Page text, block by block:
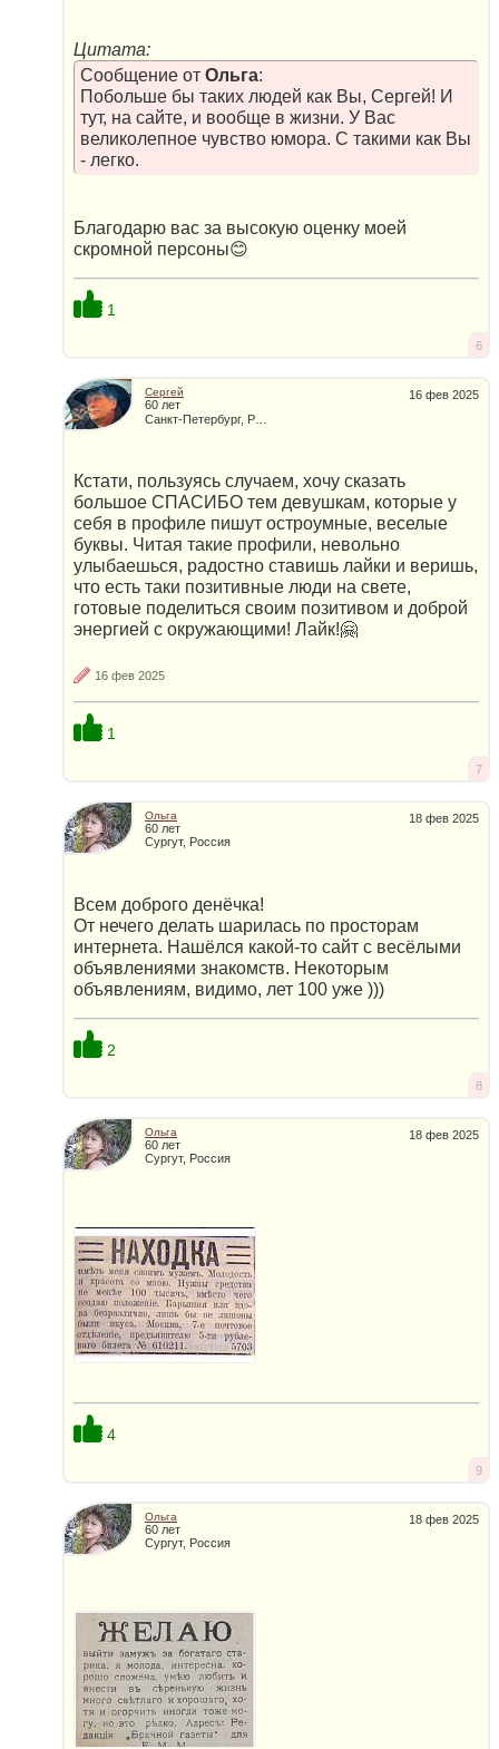
Цитата:
Сообщение от Ольга:
Побольше бы таких людей как Вы, Сергей! И
тут, на сайте, и вообще в жизни. У Вас
великолепное чувство юмора. С такими как Вы
- легко.
Благодарю вас за высокую оценку моей
скромной персоны😊
1
6
16 фев 2025
Сергей
60 лет
Кстати, пользуясь случаем, хочу сказать
большое СПАСИБО тем девушкам, которые у
себя в профиле пишут остроумные, веселые
буквы. Читая такие профили, невольно
улыбаешься, радостно ставишь лайки и веришь,
что есть таки позитивные люди на свете,
готовые поделиться своим позитивом и доброй
энергией с окружающими! Лайк!🤗
16 фев 2025
1
7
18 фев 2025
Ольга
60 лет
Сургут, Россия
Всем доброго денёчка!
От нечего делать шарилась по просторам
интернета. Нашёлся какой-то сайт с весёлыми
объявлениями знакомств. Некоторым
объявлениям, видимо, лет 100 уже )))
2
8
18 фев 2025
Ольга
60 лет
Сургут, Россия
4
9
18 фев 2025
Ольга
60 лет
Сургут, Россия